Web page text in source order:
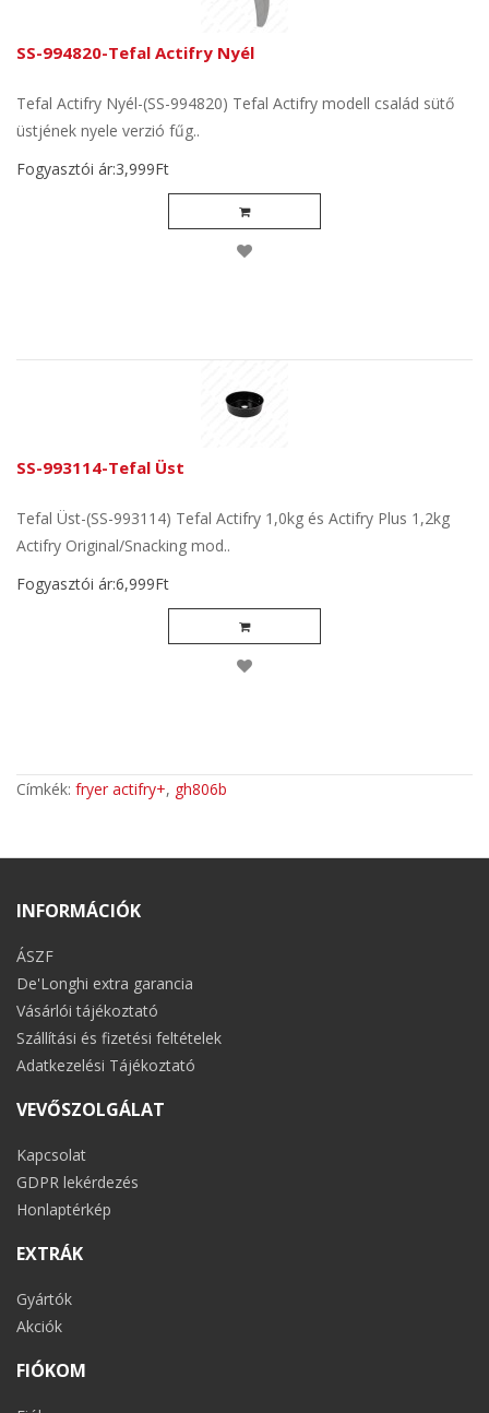
SS-994820-Tefal Actifry Nyél
Tefal Actifry Nyél-(SS-994820) Tefal Actifry modell család sütő
üstjének nyele verzió fűg..
Fogyasztói ár:3,999Ft
SS-993114-Tefal Üst
Tefal Üst-(SS-993114) Tefal Actifry 1,0kg és Actifry Plus 1,2kg
Actifry Original/Snacking mod..
Fogyasztói ár:6,999Ft
Címkék: fryer actifry+, gh806b
INFORMÁCIÓK
ÁSZF
De'Longhi extra garancia
Vásárlói tájékoztató
Szállítási és fizetési feltételek
Adatkezelési Tájékoztató
VEVŐSZOLGÁLAT
Kapcsolat
GDPR lekérdezés
Honlaptérkép
EXTRÁK
Gyártók
Akciók
FIÓKOM